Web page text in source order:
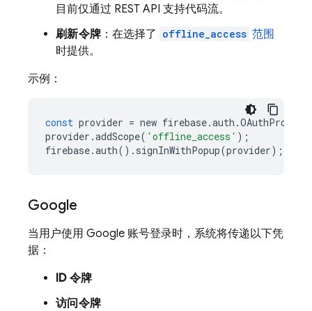
目前仅通过 REST API 支持代码流。
刷新令牌 ：在选择了 offline_access 范围
时提供。
示例：
const provider = new firebase.auth .
provider .addScope( 'offline_access' );
firebase.auth() . signInWithPopup(provider);
Google
当用户使用 Google 账号登录时，系统将传递以下凭
据：
ID 令牌
访问令牌